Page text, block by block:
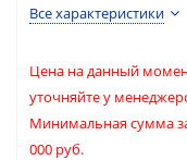
Все характеристики
Цена на данный
уточняйте у
Минимальная сумма
000 руб.